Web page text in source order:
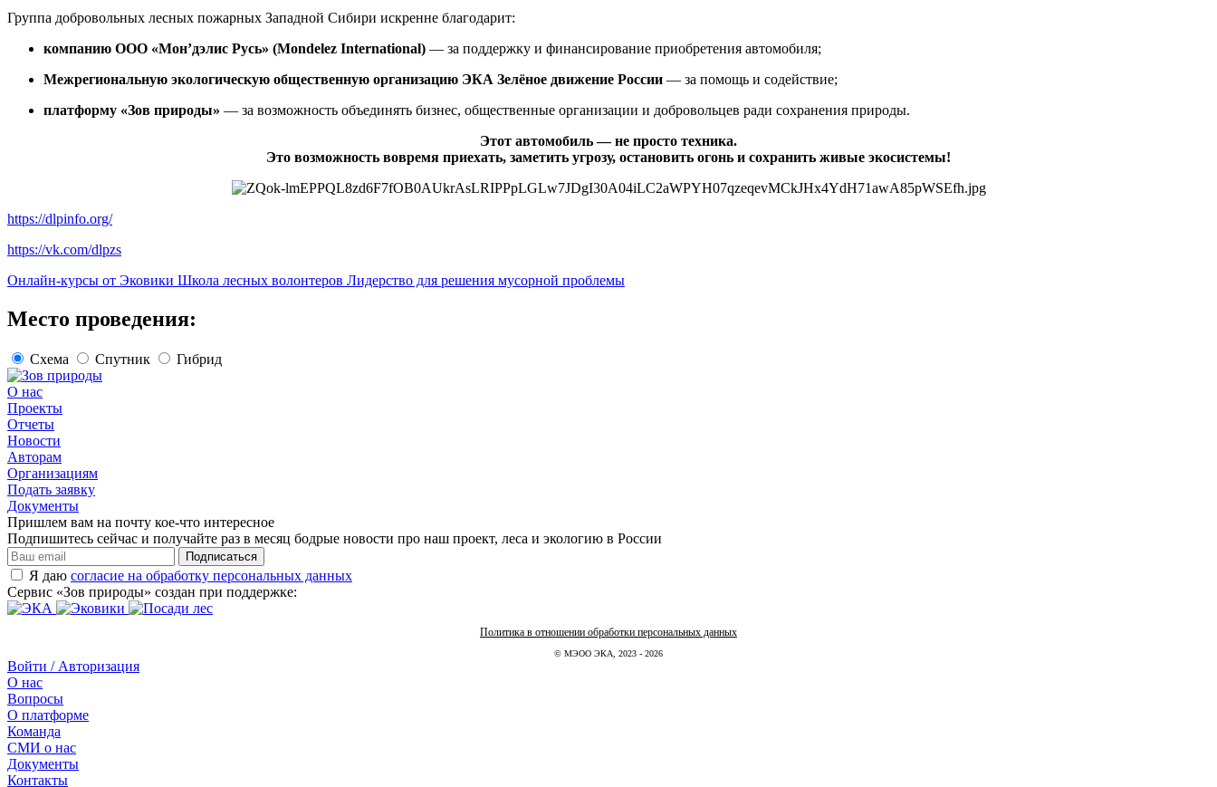
Группа добровольных лесных пожарных Западной Сибири искренне благодарит:
компанию ООО «Мон’дэлис Русь» (Mondelez International) — за поддержку и финансирование приобретения автомобиля;
Межрегиональную экологическую общественную организацию ЭКА Зелёное движение России — за помощь и содействие;
платформу «Зов природы» — за возможность объединять бизнес, общественные организации и добровольцев ради сохранения природы.
Этот автомобиль — не просто техника.
Это возможность вовремя приехать, заметить угрозу, остановить огонь и сохранить живые экосистемы!
https://dlpinfo.org/
https://vk.com/dlpzs
Онлайн-курсы от Эковики Школа лесных волонтеров Лидерство для решения мусорной проблемы
Место проведения:
Схема Спутник Гибрид
О нас
Проекты
Отчеты
Новости
Авторам
Организациям
Подать заявку
Документы
Пришлем вам на почту кое-что интересное
Подпишитесь сейчас и получайте раз в месяц бодрые новости про наш проект, леса и экологию в России
Подписаться
Я даю согласие на обработку персональных данных
Сервис «Зов природы» создан при поддержке:
Политика в отношении обработки персональных данных
© МЭОО ЭКА, 2023 - 2026
Войти / Авторизация
О нас
Вопросы
О платформе
Команда
СМИ о нас
Документы
Контакты